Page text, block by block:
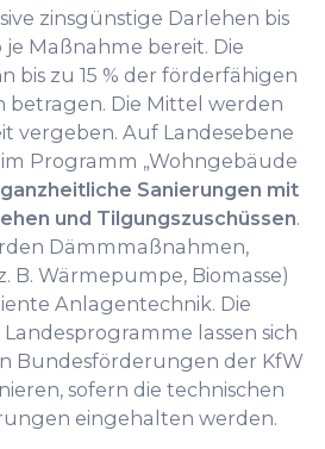
zinsgünstige Darlehen bis
je Maßnahme bereit. Die
bis zu 15 % der förderfähigen
betragen. Die Mittel werden
vergeben. Auf Landesebene
Programm „Wohngebäude
ganzheitliche Sanierungen mit
und Tilgungszuschüssen.
Dämmmaßnahmen,
B. Wärmepumpe, Biomasse)
Anlagentechnik. Die
lassen sich
Bundesförderungen der KfW
sofern die technischen
eingehalten werden.